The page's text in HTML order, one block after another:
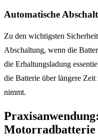
Automatische
Zu den wichtigsten
Abschaltung, wenn die
die Erhaltungsladung
die Batterie über längere Zeit
nimmt.
Motorradbatterie